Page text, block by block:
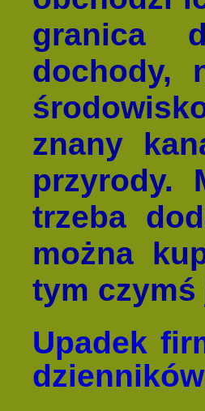
granica
dochody,
znany
przyrody.
trzeba
można
tym
Upadek